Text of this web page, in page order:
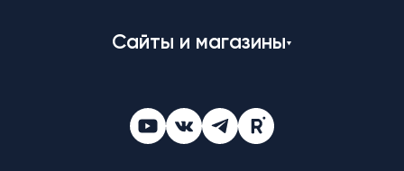
Сайты и магазины